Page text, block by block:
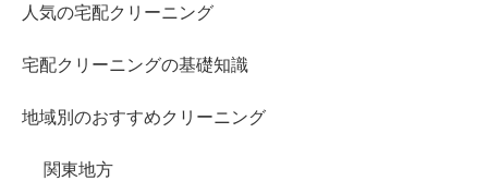
人気の宅配クリーニング
宅配クリーニングの基礎知識
地域別のおすすめクリーニング
関東地方